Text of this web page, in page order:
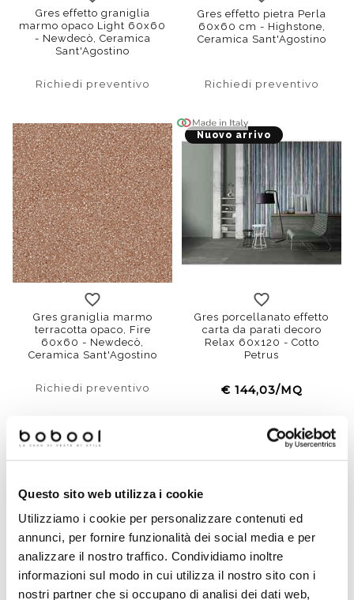
Questo sito web utilizza i cookie
Utilizziamo i cookie per personalizzare contenuti ed
annunci, per fornire funzionalità dei social media e per
analizzare il nostro traffico. Condividiamo inoltre
informazioni sul modo in cui utilizza il nostro sito con i
nostri partner che si occupano di analisi dei dati web,
Gres effetto graniglia
marmo opaco Light 60x60
- Newdecò, Ceramica
Sant'Agostino
Richiedi preventivo
Gres effetto pietra Perla
60x60 cm - Highstone,
Ceramica Sant'Agostino
Richiedi preventivo
60x60 battiscopa
Gres graniglia marmo
terracotta opaco, Fire
60x60 - Newdecò,
Ceramica Sant'Agostino
Richiedi preventivo
Nuovo arrivo
Gres porcellanato effetto
carta da parati decoro
Relax 60x120 - Cotto
Petrus
€ 144,03/MQ